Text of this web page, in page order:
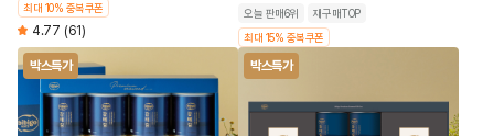
최대 10% 중복쿠폰
4.77 (61)
오늘 판매6위
재구매TOP
최대 15% 중복쿠폰
박스특가 박스특가